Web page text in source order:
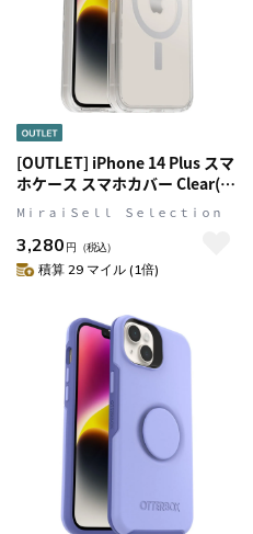
[OUTLET] iPhone 14 Plus スマ
ホケース スマホカバー Clear(ク
リア) OtterBox[オッターボッ
ー] (77-88581)
MⅰｒａｉＳｅｌｌ Ｓｅｌｅｃｔｉｏｎ
3,280 円 （税込）
積算 29 マイル (1倍)